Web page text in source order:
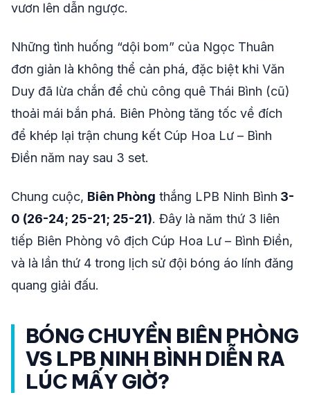
vươn lên dẫn ngược.
Những tình huống “dội bom” của Ngọc Thuân
đơn giản là không thể cản phá, đặc biệt khi Văn
Duy đã lừa chắn để chủ công quê Thái Bình (cũ)
thoải mái bắn phá. Biên Phòng tăng tốc về đích
để khép lại trận chung kết Cúp Hoa Lư – Bình
Điền năm nay sau 3 set.
Chung cuộc, Biên Phòng thắng LPB Ninh Bình 3-
0 (26-24; 25-21; 25-21). Đây là năm thứ 3 liên
tiếp Biên Phòng vô địch Cúp Hoa Lư – Bình Điền,
và là lần thứ 4 trong lịch sử đội bóng áo lính đăng
quang giải đấu.
BÓNG CHUYỀN BIÊN PHÒNG
VS LPB NINH BÌNH DIỄN RA
LÚC MẤY GIỜ?